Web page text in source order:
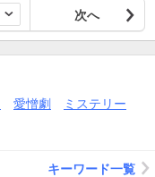
次へ
愛憎劇
ミステリー
キーワード一覧